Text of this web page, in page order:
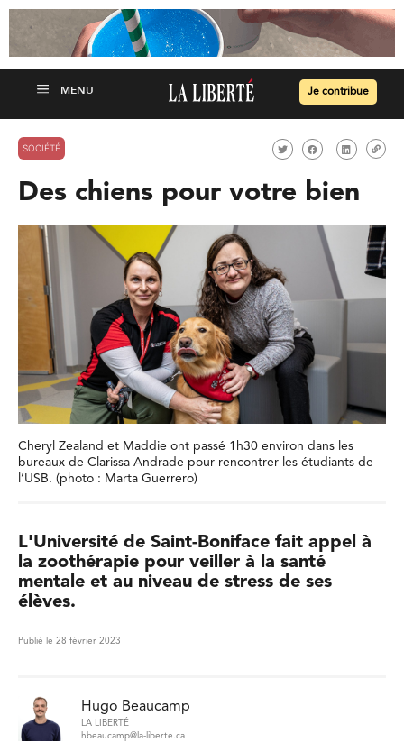
Je contribue
SOCIÉTÉ
Des chiens pour votre bien
Cheryl Zealand et Maddie ont passé 1h30 environ dans les
bureaux de Clarissa Andrade pour rencontrer les étudiants de
l’USB. (photo : Marta Guerrero)
L'Université de Saint-Boniface fait appel à
la zoothérapie pour veiller à la santé
mentale et au niveau de stress de ses
élèves.
Publié le 28 février 2023
Hugo Beaucamp
LA LIBERTÉ
hbeaucamp@la-liberte.ca